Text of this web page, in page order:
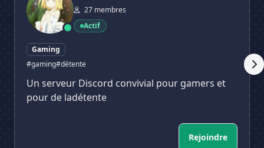
27 membres
Actif
Gaming
#gaming#détente
Un serveur Discord convivial pour gamers et
pour de ladétente
Rejoindre